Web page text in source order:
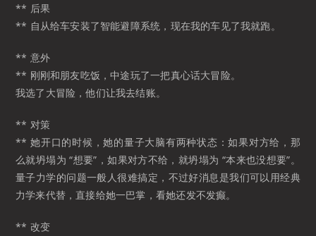
** 后果
** 自从给车安装了智能避障系统，现在我的车见了我就跑。
** 意外
** 刚刚和朋友吃饭，中途玩了一把真心话大冒险。
我选了大冒险，他们让我去结账。
** 对策
** 她开口的时候，她的量子大脑有两种状态：如果对方给，那
么就坍塌为 “想要”，如果对方不给，就坍塌为 “本来也没想要”。
量子力学的问题一般人很难搞定，不过好消息是我们可以用经典
力学来代替，直接给她一巴掌，看她还发不发癫。
** 改变